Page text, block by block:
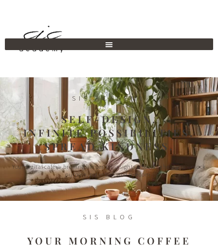
SIS ACADEMY
SELF-DESIGN.
INFINITE POSSIBILITIES.
SPREAD KINDNESS.
Your digital café ☕︎ brewing life design insights & tools to help you unlock
purpose, potential, and freedom.
SIS BLOG
YOUR MORNING COFFEE